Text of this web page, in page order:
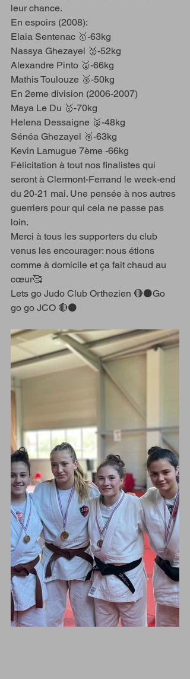
leur chance.
En espoirs (2008):
Elaia Sentenac 🥇-63kg
Nassya Ghezayel 🥈-52kg
Alexandre Pinto 🥈-66kg
Mathis Toulouze 🥉-50kg
En 2eme division (2006-2007)
Maya Le Du 🥇-70kg
Helena Dessaigne 🥈-48kg
Sénéa Ghezayel 🥉-63kg
Kevin Lamugue 7ème -66kg
Félicitation à tout nos finalistes qui
seront à Clermont-Ferrand le week-end
du 20-21 mai. Une pensée à nos autres
guerriers pour qui cela ne passe pas
loin.
Merci à tous les supporters du club
venus les encourager: nous étions
comme à domicile et ça fait chaud au
cœur🥰
Lets go Judo Club Orthezien 🔴⚫️Go
go go JCO 🔴⚫️